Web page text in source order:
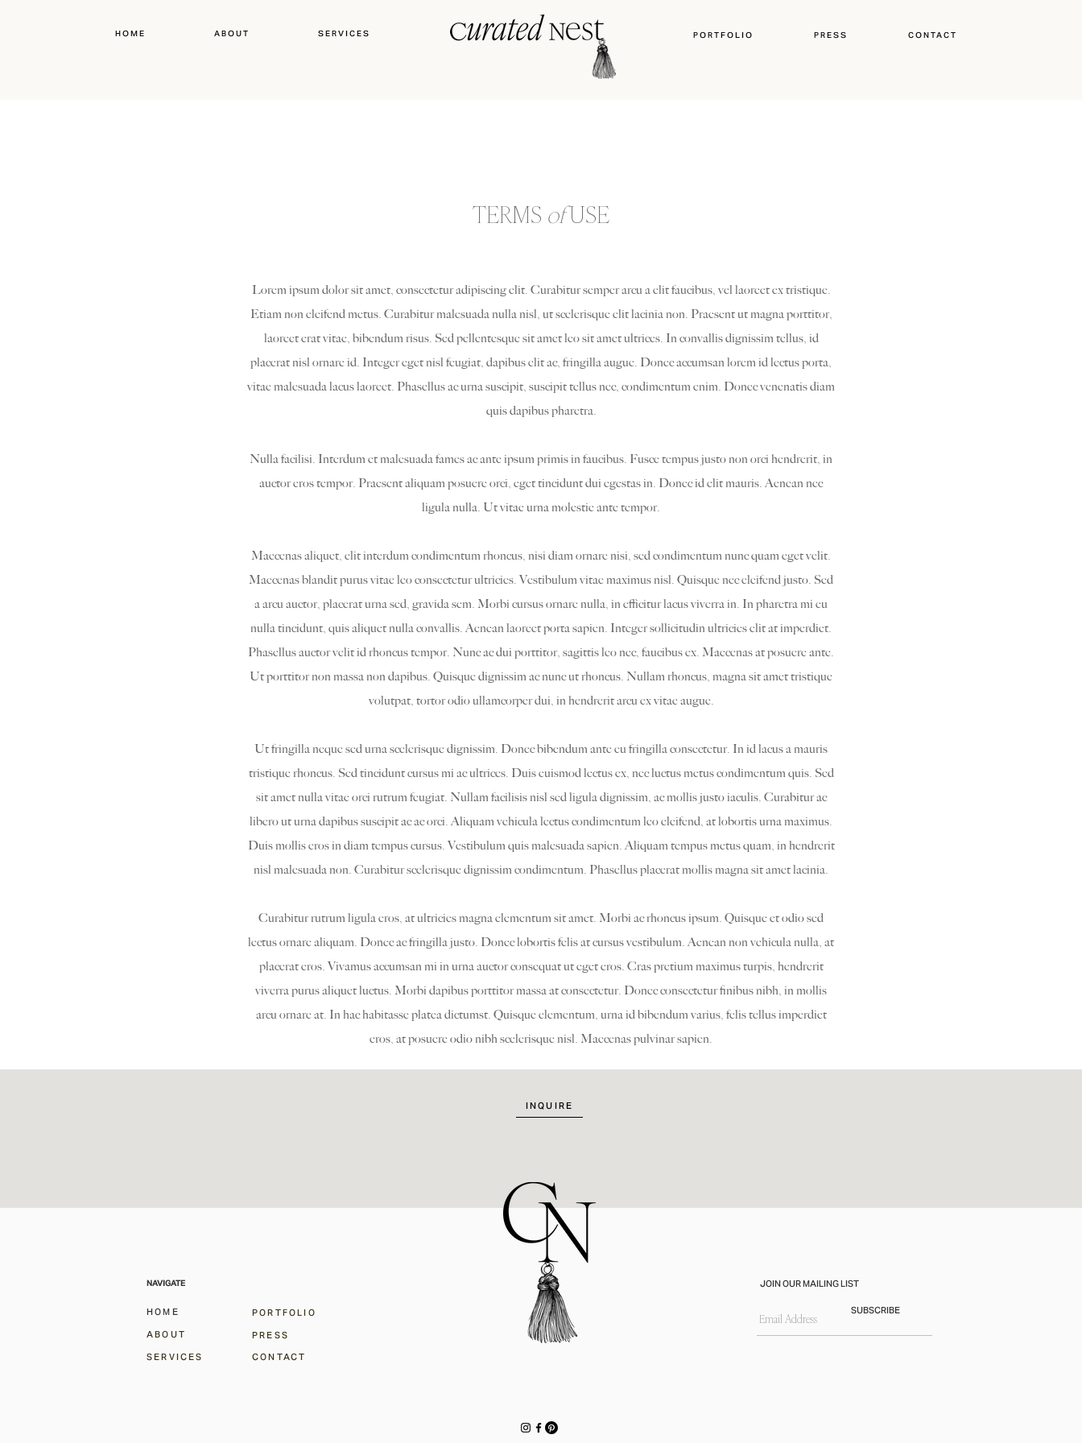
HOME ABOUT SERVICES PORTFOLIO PRESS CONTACT
TERMS ofUSE
Lorem ipsum dolor sit amet, consectetur adipiscing elit. Curabitur semper arcu a elit faucibus, vel laoreet ex tristique.
Etiam non eleifend metus. Curabitur malesuada nulla nisl, ut scelerisque elit lacinia non. Praesent ut magna porttitor,
laoreet erat vitae, bibendum risus. Sed pellentesque sit amet leo sit amet ultrices. In convallis dignissim tellus, id
placerat nisl ornare id. Integer eget nisl feugiat, dapibus elit ac, fringilla augue. Donec accumsan lorem id lectus porta,
vitae malesuada lacus laoreet. Phasellus ac urna suscipit, suscipit tellus nec, condimentum enim. Donec venenatis diam
quis dapibus pharetra.
Nulla facilisi. Interdum et malesuada fames ac ante ipsum primis in faucibus. Fusce tempus justo non orci hendrerit, in
auctor eros tempor. Praesent aliquam posuere orci, eget tincidunt dui egestas in. Donec id elit mauris. Aenean nec
ligula nulla. Ut vitae urna molestie ante tempor.
Maecenas aliquet, elit interdum condimentum rhoncus, nisi diam ornare nisi, sed condimentum nunc quam eget velit.
Maecenas blandit purus vitae leo consectetur ultricies. Vestibulum vitae maximus nisl. Quisque nec eleifend justo. Sed
a arcu auctor, placerat urna sed, gravida sem. Morbi cursus ornare nulla, in efficitur lacus viverra in. In pharetra mi eu
nulla tincidunt, quis aliquet nulla convallis. Aenean laoreet porta sapien. Integer sollicitudin ultricies elit at imperdiet.
Phasellus auctor velit id rhoncus tempor. Nunc ac dui porttitor, sagittis leo nec, faucibus ex. Maecenas at posuere ante.
Ut porttitor non massa non dapibus. Quisque dignissim ac nunc ut rhoncus. Nullam rhoncus, magna sit amet tristique
volutpat, tortor odio ullamcorper dui, in hendrerit arcu ex vitae augue.
Ut fringilla neque sed urna scelerisque dignissim. Donec bibendum ante eu fringilla consectetur. In id lacus a mauris
tristique rhoncus. Sed tincidunt cursus mi ac ultrices. Duis euismod lectus ex, nec luctus metus condimentum quis. Sed
sit amet nulla vitae orci rutrum feugiat. Nullam facilisis nisl sed ligula dignissim, ac mollis justo iaculis. Curabitur ac
libero ut urna dapibus suscipit ac ac orci. Aliquam vehicula lectus condimentum leo eleifend, at lobortis urna maximus.
Duis mollis eros in diam tempus cursus. Vestibulum quis malesuada sapien. Aliquam tempus metus quam, in hendrerit
nisl malesuada non. Curabitur scelerisque dignissim condimentum. Phasellus placerat mollis magna sit amet lacinia.
Curabitur rutrum ligula eros, at ultricies magna elementum sit amet. Morbi ac rhoncus ipsum. Quisque et odio sed
lectus ornare aliquam. Donec ac fringilla justo. Donec lobortis felis at cursus vestibulum. Aenean non vehicula nulla, at
placerat eros. Vivamus accumsan mi in urna auctor consequat ut eget eros. Cras pretium maximus turpis, hendrerit
viverra purus aliquet luctus. Morbi dapibus porttitor massa at consectetur. Donec consectetur finibus nibh, in mollis
arcu ornare at. In hac habitasse platea dictumst. Quisque elementum, urna id bibendum varius, felis tellus imperdiet
eros, at posuere odio nibh scelerisque nisl. Maecenas pulvinar sapien.​​​
INQUIRE
NAVIGATE
HOME
ABOUT
SERVICES
PORTFOLIO
PRESS
CONTACT
JOIN OUR MAILING LIST
SUBSCRIBE